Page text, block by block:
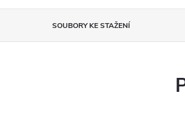
SOUBORY KE STAŽENÍ